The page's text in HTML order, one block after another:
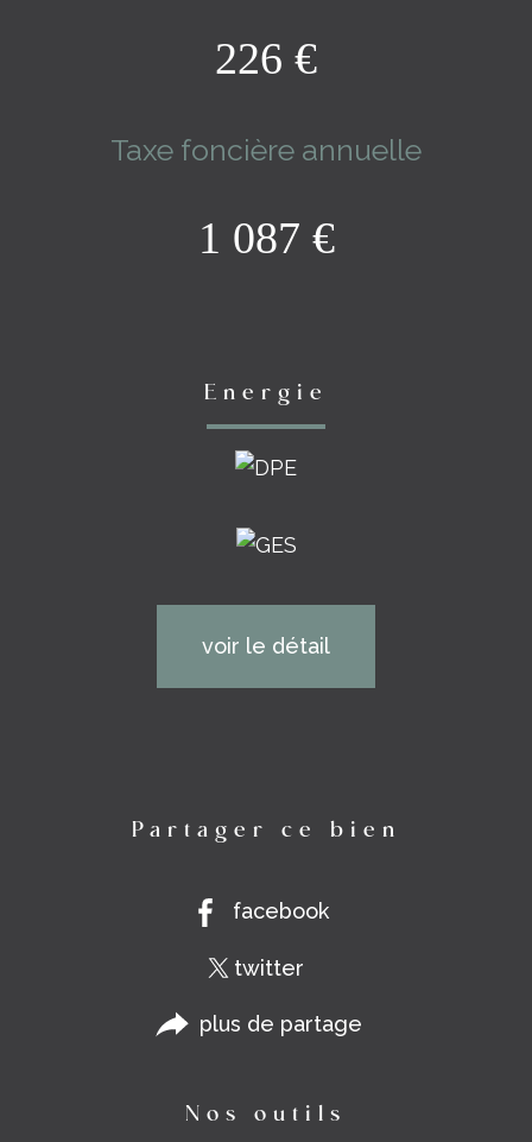
226 €
Taxe foncière annuelle
1 087 €
Energie
voir le détail
Partager ce bien
facebook
twitter
plus de partage
Nos outils